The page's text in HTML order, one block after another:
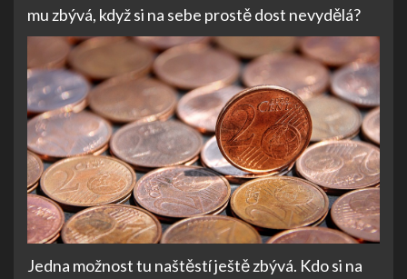
mu zbývá, když si na sebe prostě dost nevydělá?
Jedna možnost tu naštěstí ještě zbývá. Kdo si na